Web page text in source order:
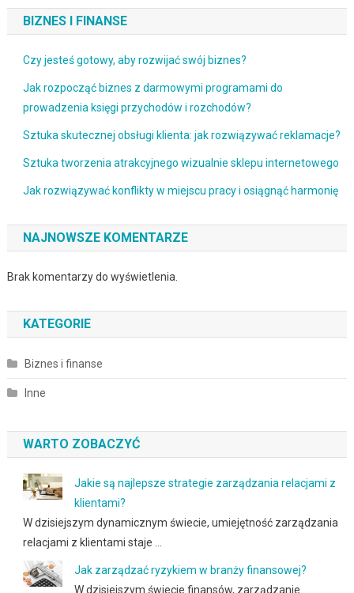
BIZNES I FINANSE
Czy jesteś gotowy, aby rozwijać swój biznes?
Jak rozpocząć biznes z darmowymi programami do
prowadzenia księgi przychodów i rozchodów?
Sztuka skutecznej obsługi klienta: jak rozwiązywać reklamacje?
Sztuka tworzenia atrakcyjnego wizualnie sklepu internetowego
Jak rozwiązywać konflikty w miejscu pracy i osiągnąć harmonię
NAJNOWSZE KOMENTARZE
Brak komentarzy do wyświetlenia.
KATEGORIE
Biznes i finanse
Inne
WARTO ZOBACZYĆ
Jakie są najlepsze strategie zarządzania relacjami z
klientami?
W dzisiejszym dynamicznym świecie, umiejętność zarządzania
relacjami z klientami staje …
Jak zarządzać ryzykiem w branży finansowej?
W dzisiejszym świecie finansów, zarządzanie